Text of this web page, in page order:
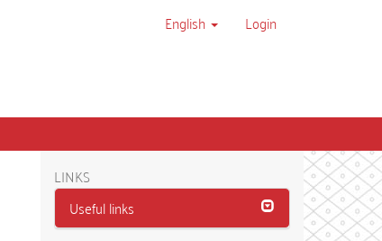
English Login
LINKS
Useful links